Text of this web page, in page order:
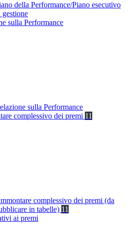
della Performance/Piano esecutivo
gestione
sulla Performance
sulla Performance
complessivo dei premi 11
complessivo dei premi (da
in tabelle) 11
ai premi